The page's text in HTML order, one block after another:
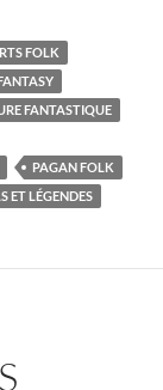
FOLK
FANTASTIQUE
PAGAN FOLK
ET LÉGENDES